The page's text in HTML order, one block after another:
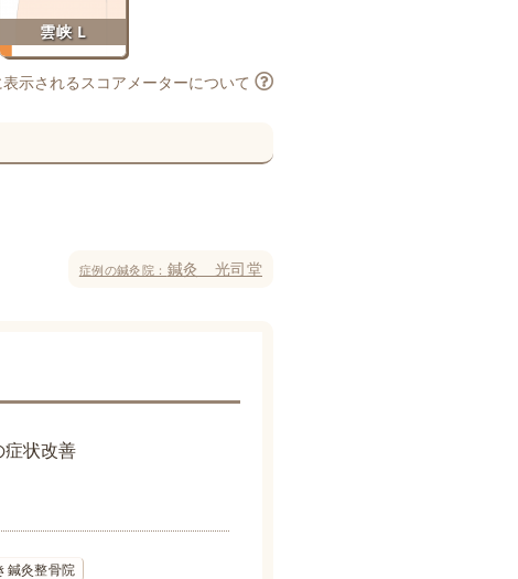
雲峡 L
示されるスコアメーターについて
症例の鍼灸院： 鍼灸 光司堂
症状改善
鍼灸整骨院